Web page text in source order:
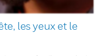
les yeux et le